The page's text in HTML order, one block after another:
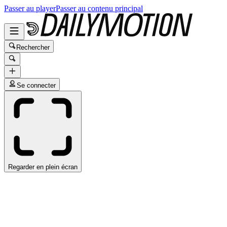
Passer au playerPasser au contenu principal
Rechercher
Se connecter
Regarder en plein écran